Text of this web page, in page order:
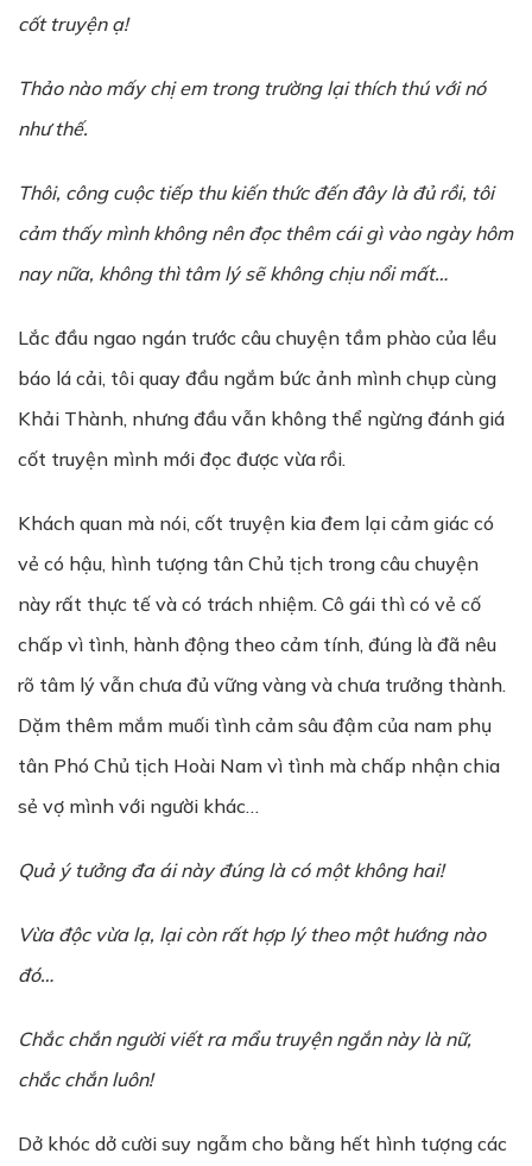
cốt truyện ạ!
Thảo nào mấy chị em trong trường lại thích thú với nó
như thế.
Thôi, công cuộc tiếp thu kiến thức đến đây là đủrồi, tôi
cảm thấy mình không nên đọc thêm cái gì vào ngày hôm
nay nữa, không thì tâm lý sẽkhông chịu nổi mất…
Lắc đầu ngao ngán trước câu chuyện tầm phào của lều
báo lá cải, tôi quay đầu ngắm bức ảnh mình chụp cùng
Khải Thành, nhưng đầu vẫn không thể ngừng đánh giá
cốt truyện mình mới đọc được vừa rồi.
Khách quan mà nói, cốt truyện kia đem lại cảm giác có
vẻ có hậu, hình tượng tân Chủ tịch trong câu chuyện
này rất thực tế và có trách nhiệm. Cô gái thì có vẻ cố
chấp vì tình, hành động theo cảm tính, đúng là đã nêu
rõ tâm lý vẫn chưa đủ vững vàng và chưa trưởng thành.
Dặm thêm mắm muối tình cảm sâu đậm của nam phụ
tân Phó Chủ tịch Hoài Nam vì tình mà chấp nhận chia
sẻ vợ mình với người khác…
Quảý tưởng đa ái này đúng là có một không hai!
Vừa độc vừa lạ, lại còn rất hợp lý theo một hướng nào
đó…
Chắc chắn người viết ra mẩu truyện ngắn này là nữ,
chắc chắn luôn!
Dở khóc dở cười suy ngẫm cho bằng hết hình tượng các